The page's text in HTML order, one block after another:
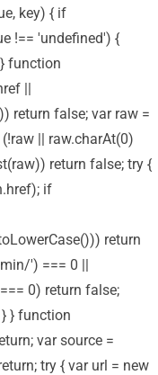
key) { if
!== 'undefined') {
function
||
return false; var raw =
|| raw.charAt(0)
return false; try {
if
return
') === 0 ||
0) return false;
} function
var source =
try { var url = new